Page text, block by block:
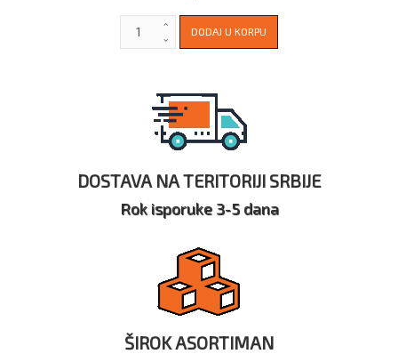
DOSTAVA NA TERITORIJI SRBIJE
Rok isporuke 3-5 dana
ŠIROK ASORTIMAN